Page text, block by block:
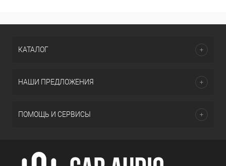
КАТАЛОГ
НАШИ ПРЕДЛОЖЕНИЯ
ПОМОЩЬ И СЕРВИСЫ